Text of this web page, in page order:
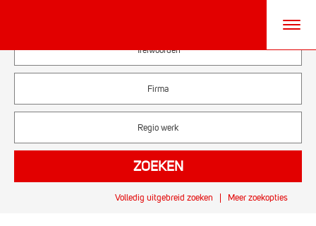
Meer zoekopties
Volledig uitgebreid zoeken